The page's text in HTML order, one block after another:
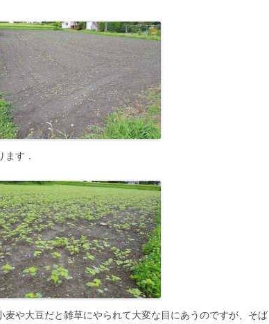
す．
や大豆だと雑草にやられて大変な目にあうのですが、そば